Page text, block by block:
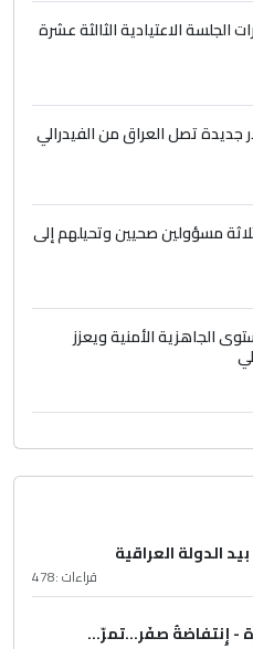
الأرض.. بلاد
الجلسة الاعتيادية الثالثة عشرة
مسؤولين صحيين وتحيلهم إلى
الجاهزية الأمنية ويعزز
الدولة العراقية
قراءات :478
- إِنتفاضةُ صفَر…تمرّ...